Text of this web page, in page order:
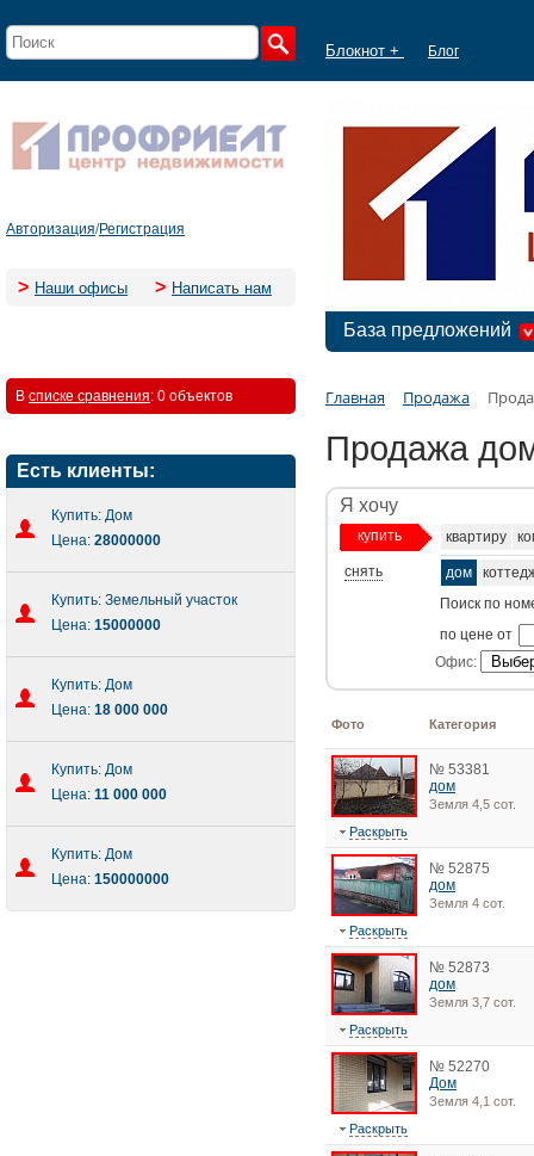
Блокнот + Блог
Авторизация/Регистрация
> Наши офисы > Написать нам
База предложений
В списке сравнения: 0 объектов
Есть клиенты:
Купить: Дом
Цена: 28000000
Купить: Земельный участок
Цена: 15000000
Купить: Дом
Цена: 18 000 000
Купить: Дом
Цена: 11 000 000
Купить: Дом
Цена: 150000000
Главная Продажа
Продажа
Я хочу
купить
снять
квартиру
дом
Поиск по
по цене от
Офис:
Фото Категория
№ 53381
дом
Земля 4,5 сот.
Раскрыть
№ 52875
дом
Земля 4 сот.
Раскрыть
№ 52873
дом
Земля 3,7 сот.
Раскрыть
№ 52270
Дом
Земля 4,1 сот.
Раскрыть